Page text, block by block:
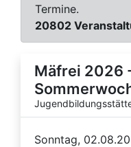
Termine.
20802
Mäfrei 2026
Sonntag,